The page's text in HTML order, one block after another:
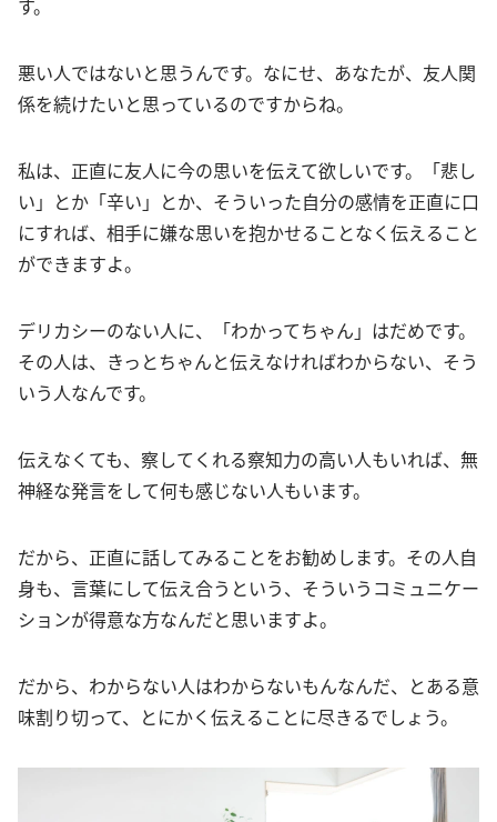
悪い人ではないと思うんです。なにせ、あなたが、友人関
係を続けたいと思っているのですからね。
私は、正直に友人に今の思いを伝えて欲しいです。「悲し
い」とか「辛い」とか、そういった自分の感情を正直に口
にすれば、相手に嫌な思いを抱かせることなく伝えること
ができますよ。
デリカシーのない人に、「わかってちゃん」はだめです。
その人は、きっとちゃんと伝えなければわからない、そう
いう人なんです。
伝えなくても、察してくれる察知力の高い人もいれば、無
神経な発言をして何も感じない人もいます。
だから、正直に話してみることをお勧めします。その人自
身も、言葉にして伝え合うという、そういうコミュニケー
ションが得意な方なんだと思いますよ。
だから、わからない人はわからないもんなんだ、とある意
味割り切って、とにかく伝えることに尽きるでしょう。